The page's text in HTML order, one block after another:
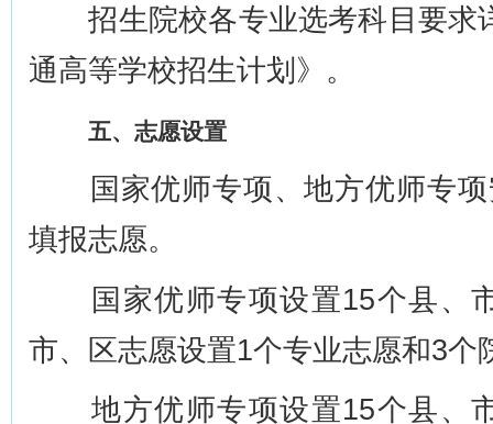
招生院校各专业选考科目要求
通高等学校招生计划》。
五、志愿设置
国家优师专项、地方优师专项
填报志愿。
国家优师专项设置15个县、
市、区志愿设置1个专业志愿和3个
地方优师专项设置15个县、